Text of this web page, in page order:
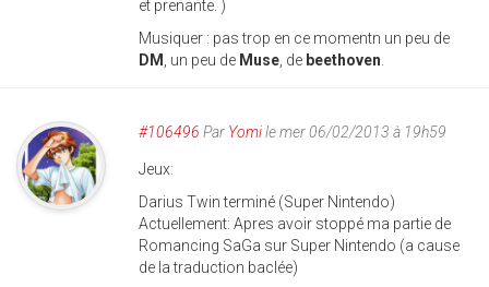
et prenante. )
Musiquer : pas trop en ce momentn un peu de
DM , un peu de Muse , de beethoven
#106496 Par Yomile mer 06/02/2013 à 19h59
Jeux:
Darius Twin terminé (Super Nintendo)
Actuellement: Apres avoir stoppé ma partie de
Romancing SaGa sur Super Nintendo (a cause
de la traduction baclée)